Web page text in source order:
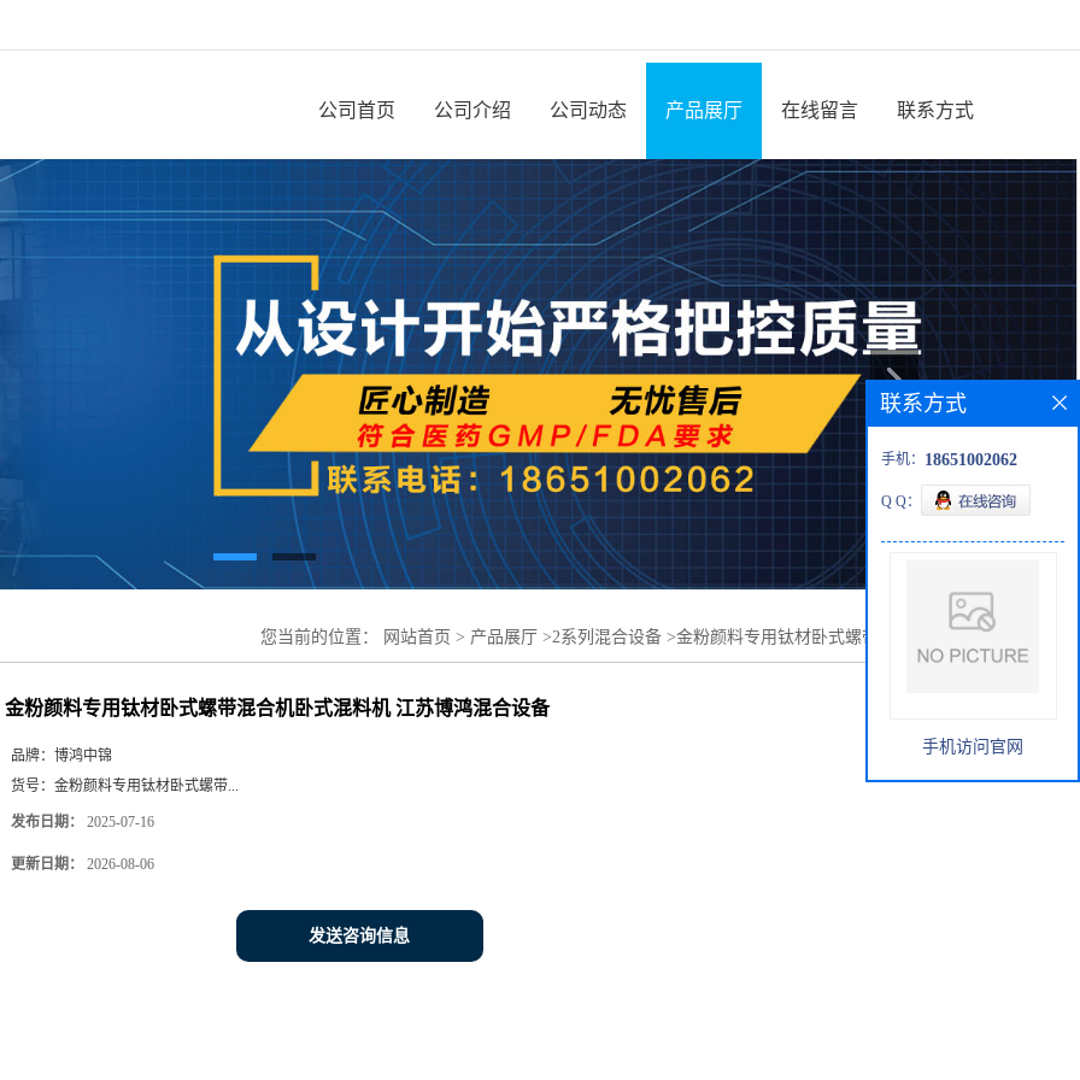
公司首页 公司介绍 公司动态 产品展厅 在线留言 联系方式
您当前的位置： 网站首页 > 产品展厅 >2系列混合设备 >金粉颜料专用钛材卧式螺带混合机卧式混
金粉颜料专用钛材卧式螺带混合机卧式混料机 江苏博鸿混合设备
品牌： 博鸿中锦
货号： 金粉颜料专用钛材卧式螺带...
发布日期： 2025-07-16
更新日期： 2026-08-06
发送咨询信息
联系方式
手机： 18651002062
Q Q：
手机访问官网